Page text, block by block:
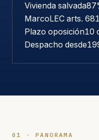
Vivienda salvada
MarcoLEC arts.
Plazo oposición10
Despacho desde
01 · PANORAMA